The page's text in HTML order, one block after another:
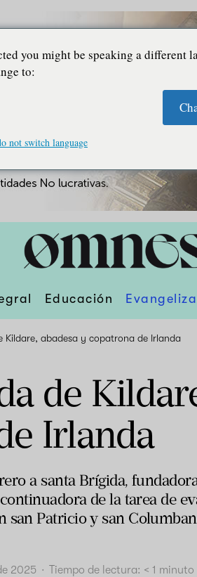
Educación
Kildare, abadesa y copatrona de Irlanda
de
Irlanda
a santa Brígida,
de la tarea de
san Patricio y san
2025 · Tiempo de lectura: < 1 minuto
you might be speaking a different
to:
not switch language